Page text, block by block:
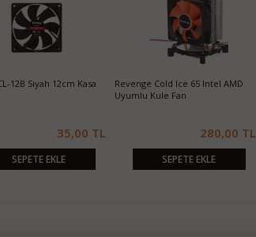
12B Siyah 12cm Kasa
35,00 TL
SEPETE EKLE
Revenge Cold Ice 65 Intel AMD
Uyumlu Kule Fan
280,00 TL
SEPETE EKLE